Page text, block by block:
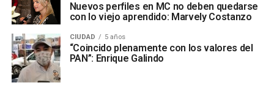
Nuevos perfiles en MC no deben quedarse
con lo viejo aprendido: Marvely Costanzo
CIUDAD 5 años
“Coincido plenamente con los valores del
PAN”: Enrique Galindo